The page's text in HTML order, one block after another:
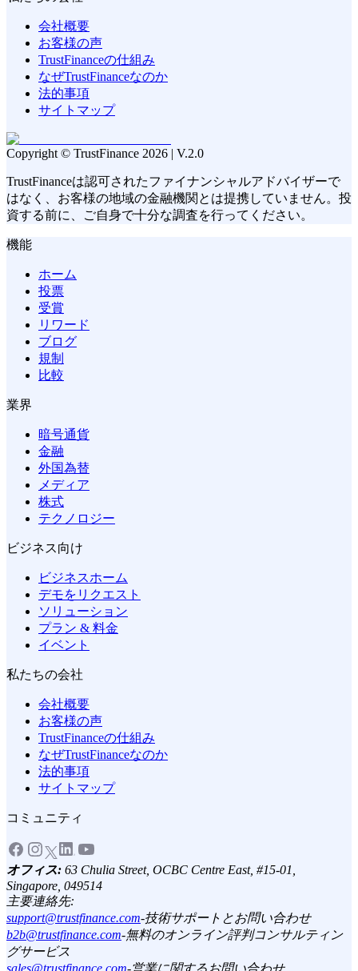
会社概要
お客様の声
TrustFinanceの仕組み
なぜTrustFinanceなのか
法的事項
サイトマップ
Copyright © TrustFinance 2026 | V.2.0
TrustFinanceは認可されたファイナンシャルアドバイザーで
はなく、お客様の地域の金融機関とは提携していません。投
資する前に、ご自身で十分な調査を行ってください。
機能
ホーム
投票
受賞
リワード
ブログ
規制
比較
業界
暗号通貨
金融
外国為替
メディア
株式
テクノロジー
ビジネス向け
ビジネスホーム
デモをリクエスト
ソリューション
プラン & 料金
イベント
私たちの会社
会社概要
お客様の声
TrustFinanceの仕組み
なぜTrustFinanceなのか
法的事項
サイトマップ
コミュニティ
オフィス: 63 Chulia Street, OCBC Centre East, #15-01,
Singapore, 049514
主要連絡先:
support@trustfinance.com-技術サポートとお問い合わせ
b2b@trustfinance.com-無料のオンライン評判コンサルティン
グサービス
sales@trustfinance.com-営業に関するお問い合わせ